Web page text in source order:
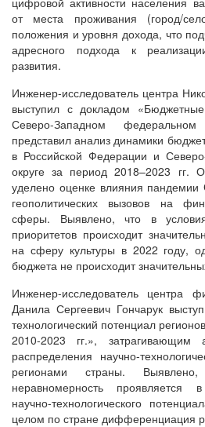
от места проживания (город/
положения и уровня дохода, что
адресного подхода к
развития.
Инженер-исследователь центра
выступил с докладом
Северо-Западном
представил анализ динамики
в Российской Федерации и
округе за период 2018–2023 гг.
уделено оценке влияния
геополитических вызовов на
сферы. Выявлено, что в
приоритетов происходит
на сферу культуры в 2022 году,
бюджета не происходит
Инженер-исследователь центра
Данила Сергеевич Гончарук
технологический потенциал
2010-2023 гг.», затрагивающим
распределения научно-
регионами страны.
неравномерность проявляется
научно-технологического
целом по стране дифференциация